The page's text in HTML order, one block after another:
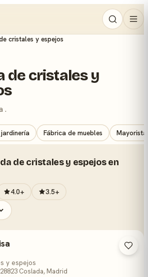
cristales y espejos
de cristales y
.
Fábrica de muebles
de cristales y espejos en
4.0+ 3.5+
y espejos
Coslada, Madrid